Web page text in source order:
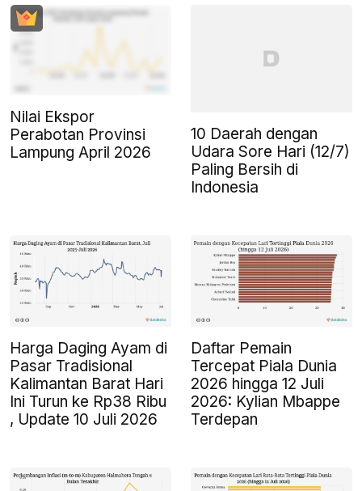
Nilai Ekspor
Perabotan Provinsi
Lampung April 2026
10 Daerah dengan
Udara Sore Hari (12/7)
Paling Bersih di
Indonesia
Harga Daging Ayam di
Pasar Tradisional
Kalimantan Barat Hari
Ini Turun ke Rp38 Ribu
, Update 10 Juli 2026
Daftar Pemain
Tercepat Piala Dunia
2026 hingga 12 Juli
2026: Kylian Mbappe
Terdepan